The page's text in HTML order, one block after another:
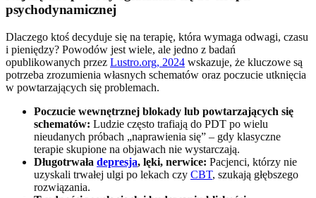
psychodynamicznej
Dlaczego ktoś decyduje się na terapię, która wymaga odwagi, czasu
i pieniędzy? Powodów jest wiele, ale jedno z badań
opublikowanych przez Lustro.org, 2024 wskazuje, że kluczowe są
potrzeba zrozumienia własnych schematów oraz poczucie utknięcia
w powtarzających się problemach.
Poczucie wewnętrznej blokady lub powtarzających się
schematów: Ludzie często trafiają do PDT po wielu
nieudanych próbach „naprawienia się” – gdy klasyczne
terapie skupione na objawach nie wystarczają.
Długotrwała depresja, lęki, nerwice: Pacjenci, którzy nie
uzyskali trwałej ulgi po lekach czy CBT, szukają głębszego
rozwiązania.